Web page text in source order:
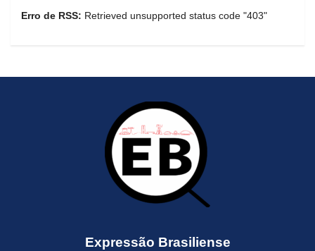
Erro de RSS: Retrieved unsupported status code "403"
Expressão Brasiliense